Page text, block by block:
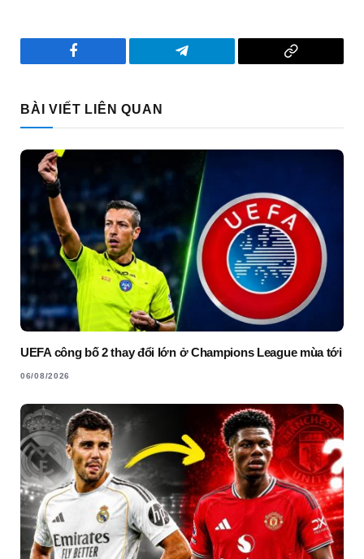
Facebook Telegram
Copy
BÀI VIẾT LIÊN QUAN
UEFA công bố 2 thay đổi lớn ở Champions League mùa tới
06/08/2026